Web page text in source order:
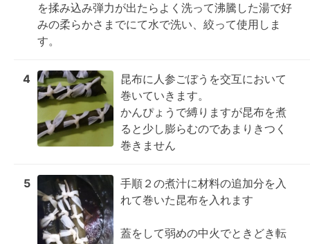
を揉み込み弾力が出たらよく洗って沸騰した湯で好
みの柔らかさまでにて水で洗い、絞って使用しま
す。
4
昆布に人参ごぼうを交互において
巻いていきます。
かんぴょうで縛りますが昆布を煮
ると少し膨らむのであまりきつく
巻きません
5
手順２の煮汁に材料の追加分を入
れて巻いた昆布を入れます
蓋をして弱めの中火でときどき転